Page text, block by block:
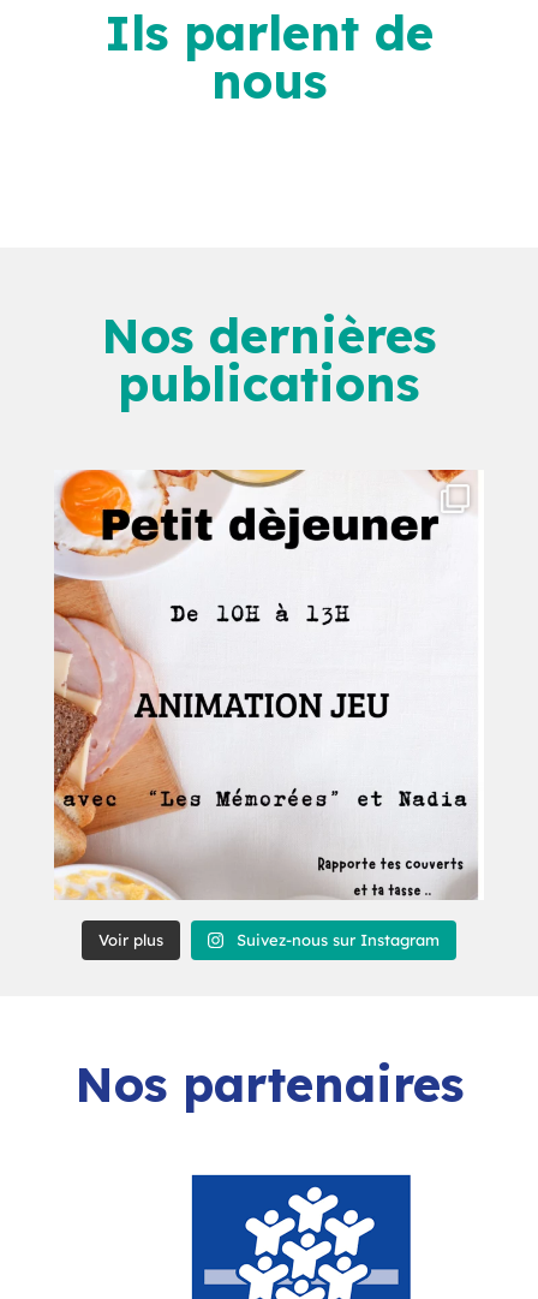
Ils parlent de
nous
Nos dernières
publications
Voir plus Suivez-nous sur Instagram
Nos partenaires